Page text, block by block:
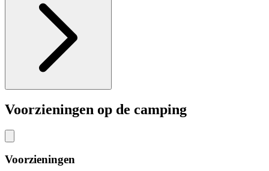
Voorzieningen op de camping
Voorzieningen